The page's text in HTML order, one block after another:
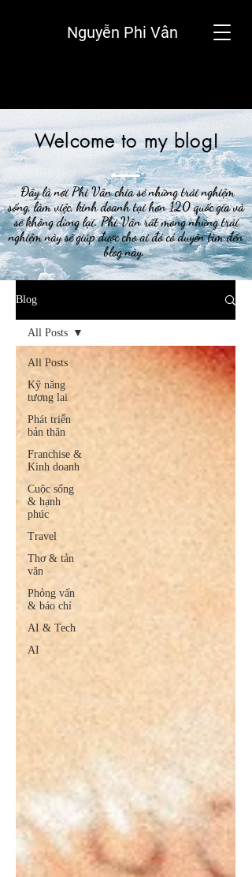
Nguyễn Phi Vân
Đây là nơi Phi Vân chia sẻ những trải nghiệm
sống, làm việc, kinh doanh tại hơn 120 quốc gia và
sẽ không dừng lại. Phi Vân rất mong những trải
nghiệm này sẽ giúp được cho ai đó có duyên tìm đến
blog này.
Welcome to my blog!
Blog
All Posts
Kỹ năng
tương lai
Phát triển
bản thân
Franchise &
Kinh doanh
Cuộc sống
& hạnh
phúc
Travel
Thơ & tản
văn
Phỏng vấn
& báo chí
AI & Tech
AI
All Posts